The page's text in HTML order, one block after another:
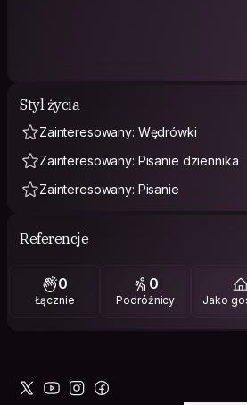
Styl życia
Zainteresowany: Wędrówki
Zainteresowany: Pisanie dziennika
Zainteresowany: Pisanie
Referencje
0
Łącznie
0
Podróżnicy Jako